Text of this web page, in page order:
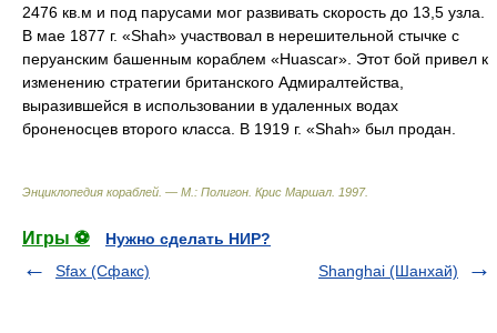
2476 кв.м и под парусами мог развивать скорость до 13,5 узла.
В мае 1877 г. «Shah» участвовал в нерешительной стычке с
перуанским башенным кораблем «Huascar». Этот бой привел к
изменению стратегии британского Адмиралтейства,
выразившейся в использовании в удаленных водах
броненосцев второго класса. В 1919 г. «Shah» был продан.
Энциклопедия кораблей. — М.: Полигон Крис Маршал 1997.
Игры ⚽
Нужно сделать НИР?
Sfax (Сфакс)
Shanghai (Шанхай)